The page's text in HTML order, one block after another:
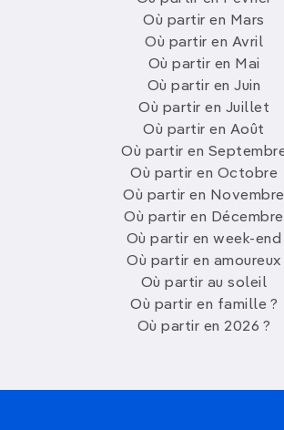
Où partir en Mars
Où partir en Avril
Où partir en Mai
Où partir en Juin
Où partir en Juillet
Où partir en Août
Où partir en
Où partir en Octobre
Où partir en Novembre
Où partir en Décembre
Où partir en week-end
Où partir en amoureux
Où partir au soleil
Où partir en famille ?
Où partir en 2026 ?